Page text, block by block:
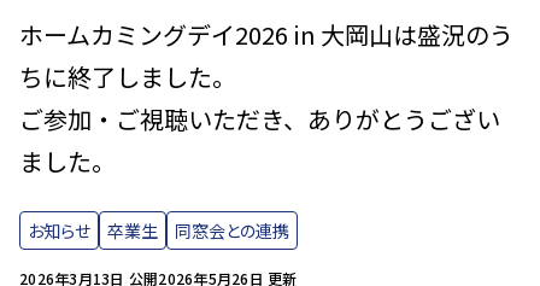
2026年3月13日 公開2026年5月26日 更新
ホームカミングデイ2026 in 大岡山は盛況のう
ちに終了しました。
ご参加・ご視聴いただき、ありがとうござい
ました。
お知らせ 卒業生 同窓会との連携